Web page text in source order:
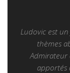
Ludovic est
thèmes
Admirateur
apportés